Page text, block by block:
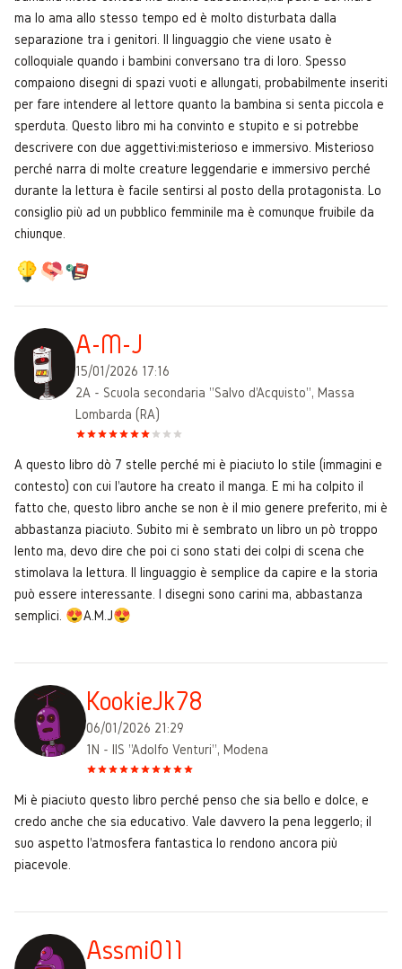
ma lo ama allo stesso tempo ed è molto disturbata dalla
separazione tra i genitori. Il linguaggio che viene usato è
colloquiale quando i bambini conversano tra di loro. Spesso
compaiono disegni di spazi vuoti e allungati, probabilmente inseriti
per fare intendere al lettore quanto la bambina si senta piccola e
sperduta. Questo libro mi ha convinto e stupito e si potrebbe
descrivere con due aggettivi:misterioso e immersivo. Misterioso
perché narra di molte creature leggendarie e immersivo perché
durante la lettura è facile sentirsi al posto della protagonista. Lo
consiglio più ad un pubblico femminile ma è comunque fruibile da
chiunque.
A-M-J
15/01/2026 17:16
2A - Scuola secondaria "Salvo d'Acquisto", Massa
Lombarda (RA)
A questo libro dò 7 stelle perché mi è piaciuto lo stile (immagini e
contesto) con cui l'autore ha creato il manga. E mi ha colpito il
fatto che, questo libro anche se non è il mio genere preferito, mi è
abbastanza piaciuto. Subito mi è sembrato un libro un pò troppo
lento ma, devo dire che poi ci sono stati dei colpi di scena che
stimolava la lettura. Il linguaggio è semplice da capire e la storia
può essere interessante. I disegni sono carini ma, abbastanza
semplici. 😍A.M.J😍
KookieJk78
06/01/2026 21:29
1N - IIS "Adolfo Venturi", Modena
Mi è piaciuto questo libro perché penso che sia bello e dolce, e
credo anche che sia educativo. Vale davvero la pena leggerlo; il
suo aspetto l'atmosfera fantastica lo rendono ancora più
piacevole.
Assmi011